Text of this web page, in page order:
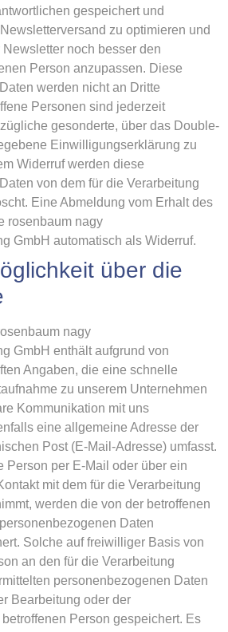
gespeichert und
zu optimieren und
noch besser den
Person anzupassen. Diese
werden nicht an Dritte
Personen sind jederzeit
gesonderte, über das Double-
Einwilligungserklärung zu
Widerruf werden diese
von dem für die Verarbeitung
Eine Abmeldung vom Erhalt des
rosenbaum nagy
GmbH automatisch als Widerruf.
über die
nagy
GmbH enthält aufgrund von
Angaben, die eine schnelle
zu unserem Unternehmen
Kommunikation mit uns
eine allgemeine Adresse der
Post (E-Mail-Adresse) umfasst.
Person per E-Mail oder über ein
mit dem für die Verarbeitung
werden die von der betroffenen
Daten
Solche auf freiwilliger Basis von
an den für die Verarbeitung
personenbezogenen Daten
Bearbeitung oder der
Person gespeichert. Es